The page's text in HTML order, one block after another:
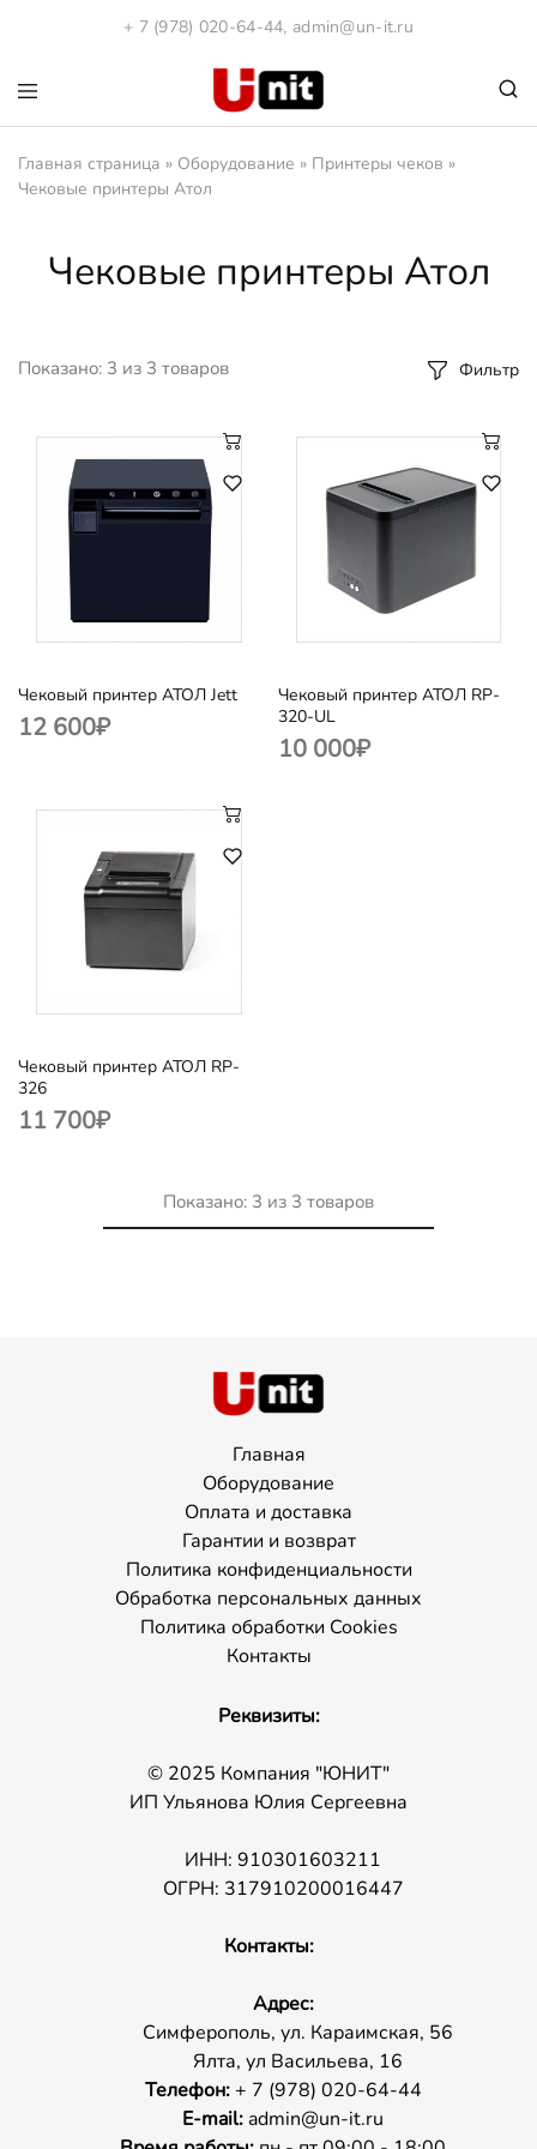
+ 7 (978) 020-64-44, admin@un-it.ru
1С:Юнит
Компания
Программы
1С
и
Главная страница » Оборудование » Принтеры чеков »
Чековые принтеры Атол
Чековые принтеры Атол
Показано: 3 из 3 товаров Фильтр
Чековый принтер АТОЛ Jett
12 600₽
Чековый принтер АТОЛ RP-
320-UL
10 000₽
Чековый принтер АТОЛ RP-
326
11 700₽
Показано: 3 из 3 товаров
Главная
Оборудование
Оплата и доставка
Гарантии и возврат
Политика конфиденциальности
Обработка персональных данных
Политика обработки Cookies
Контакты
Реквизиты:
© 2025 Компания "ЮНИТ"
ИП Ульянова Юлия Сергеевна
ИНН: 910301603211
ОГРН: 317910200016447
Контакты:
Адрес:
Симферополь, ул. Караимская, 56
Ялта, ул Васильева, 16
Телефон:+ 7 (978) 020-64-44
E-mail:admin@un-it.ru